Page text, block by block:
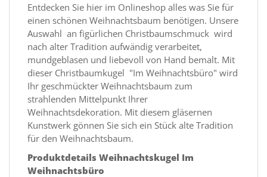
Entdecken Sie hier im Onlineshop alles was Sie für
einen schönen Weihnachtsbaum benötigen. Unsere
Auswahl an figürlichen Christbaumschmuck wird
nach alter Tradition aufwändig verarbeitet,
mundgeblasen und liebevoll von Hand bemalt. Mit
dieser Christbaumkugel "Im Weihnachtsbüro" wird
Ihr geschmückter Weihnachtsbaum zum
strahlenden Mittelpunkt Ihrer
Weihnachtsdekoration. Mit diesem gläsernen
Kunstwerk gönnen Sie sich ein Stück alte Tradition
für den Weihnachtsbaum.
Produktdetails Weihnachtskugel Im
Weihnachtsbüro